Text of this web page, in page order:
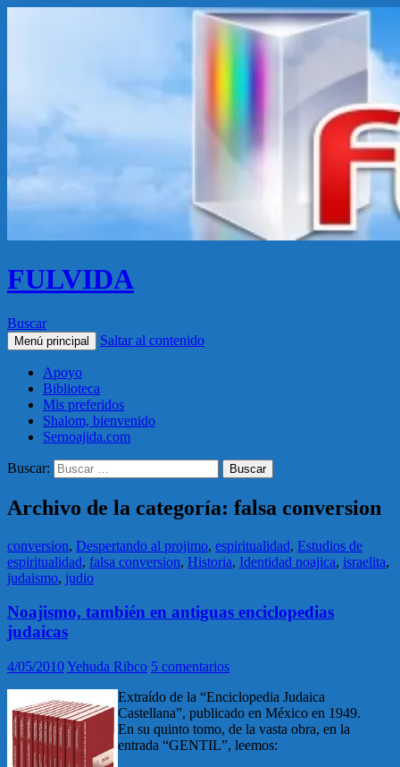
FULVIDA
Buscar
Menú principal Saltar al contenido
Apoyo
Biblioteca
Mis preferidos
Shalom, bienvenido
Sernoajida.com
Buscar:
Archivo de la categoría: falsa conversion
conversion, Despertando al projimo, espiritualidad, Estudios de
espiritualidad, falsa conversion, Historia, Identidad noajica, israelita,
judaismo, judio
Noajismo, también en antiguas enciclopedias
judaicas
4/05/2010Yehuda Ribco 5 comentarios
Extraído de la “Enciclopedia Judaica
Castellana”, publicado en México en 1949.
En su quinto tomo, de la vasta obra, en la
entrada “GENTIL”, leemos: